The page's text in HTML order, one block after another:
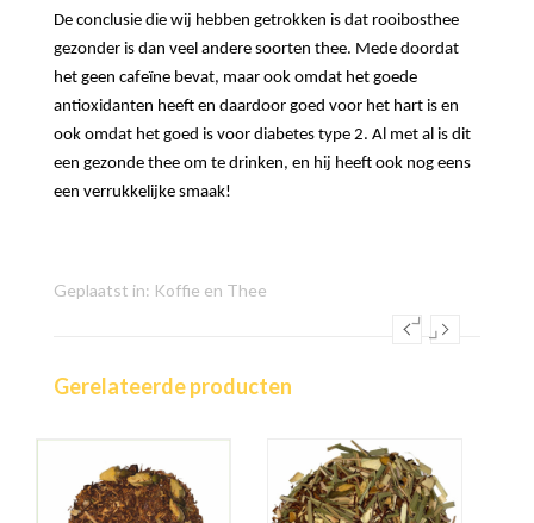
De conclusie die wij hebben getrokken is dat rooibosthee
gezonder is dan veel andere soorten thee. Mede doordat
het geen cafeïne bevat, maar ook omdat het goede
antioxidanten heeft en daardoor goed voor het hart is en
ook omdat het goed is voor diabetes type 2. Al met al is dit
een gezonde thee om te drinken, en hij heeft ook nog eens
een verrukkelijke smaak!
Geplaatst in: Koffie en Thee
Gerelateerde producten